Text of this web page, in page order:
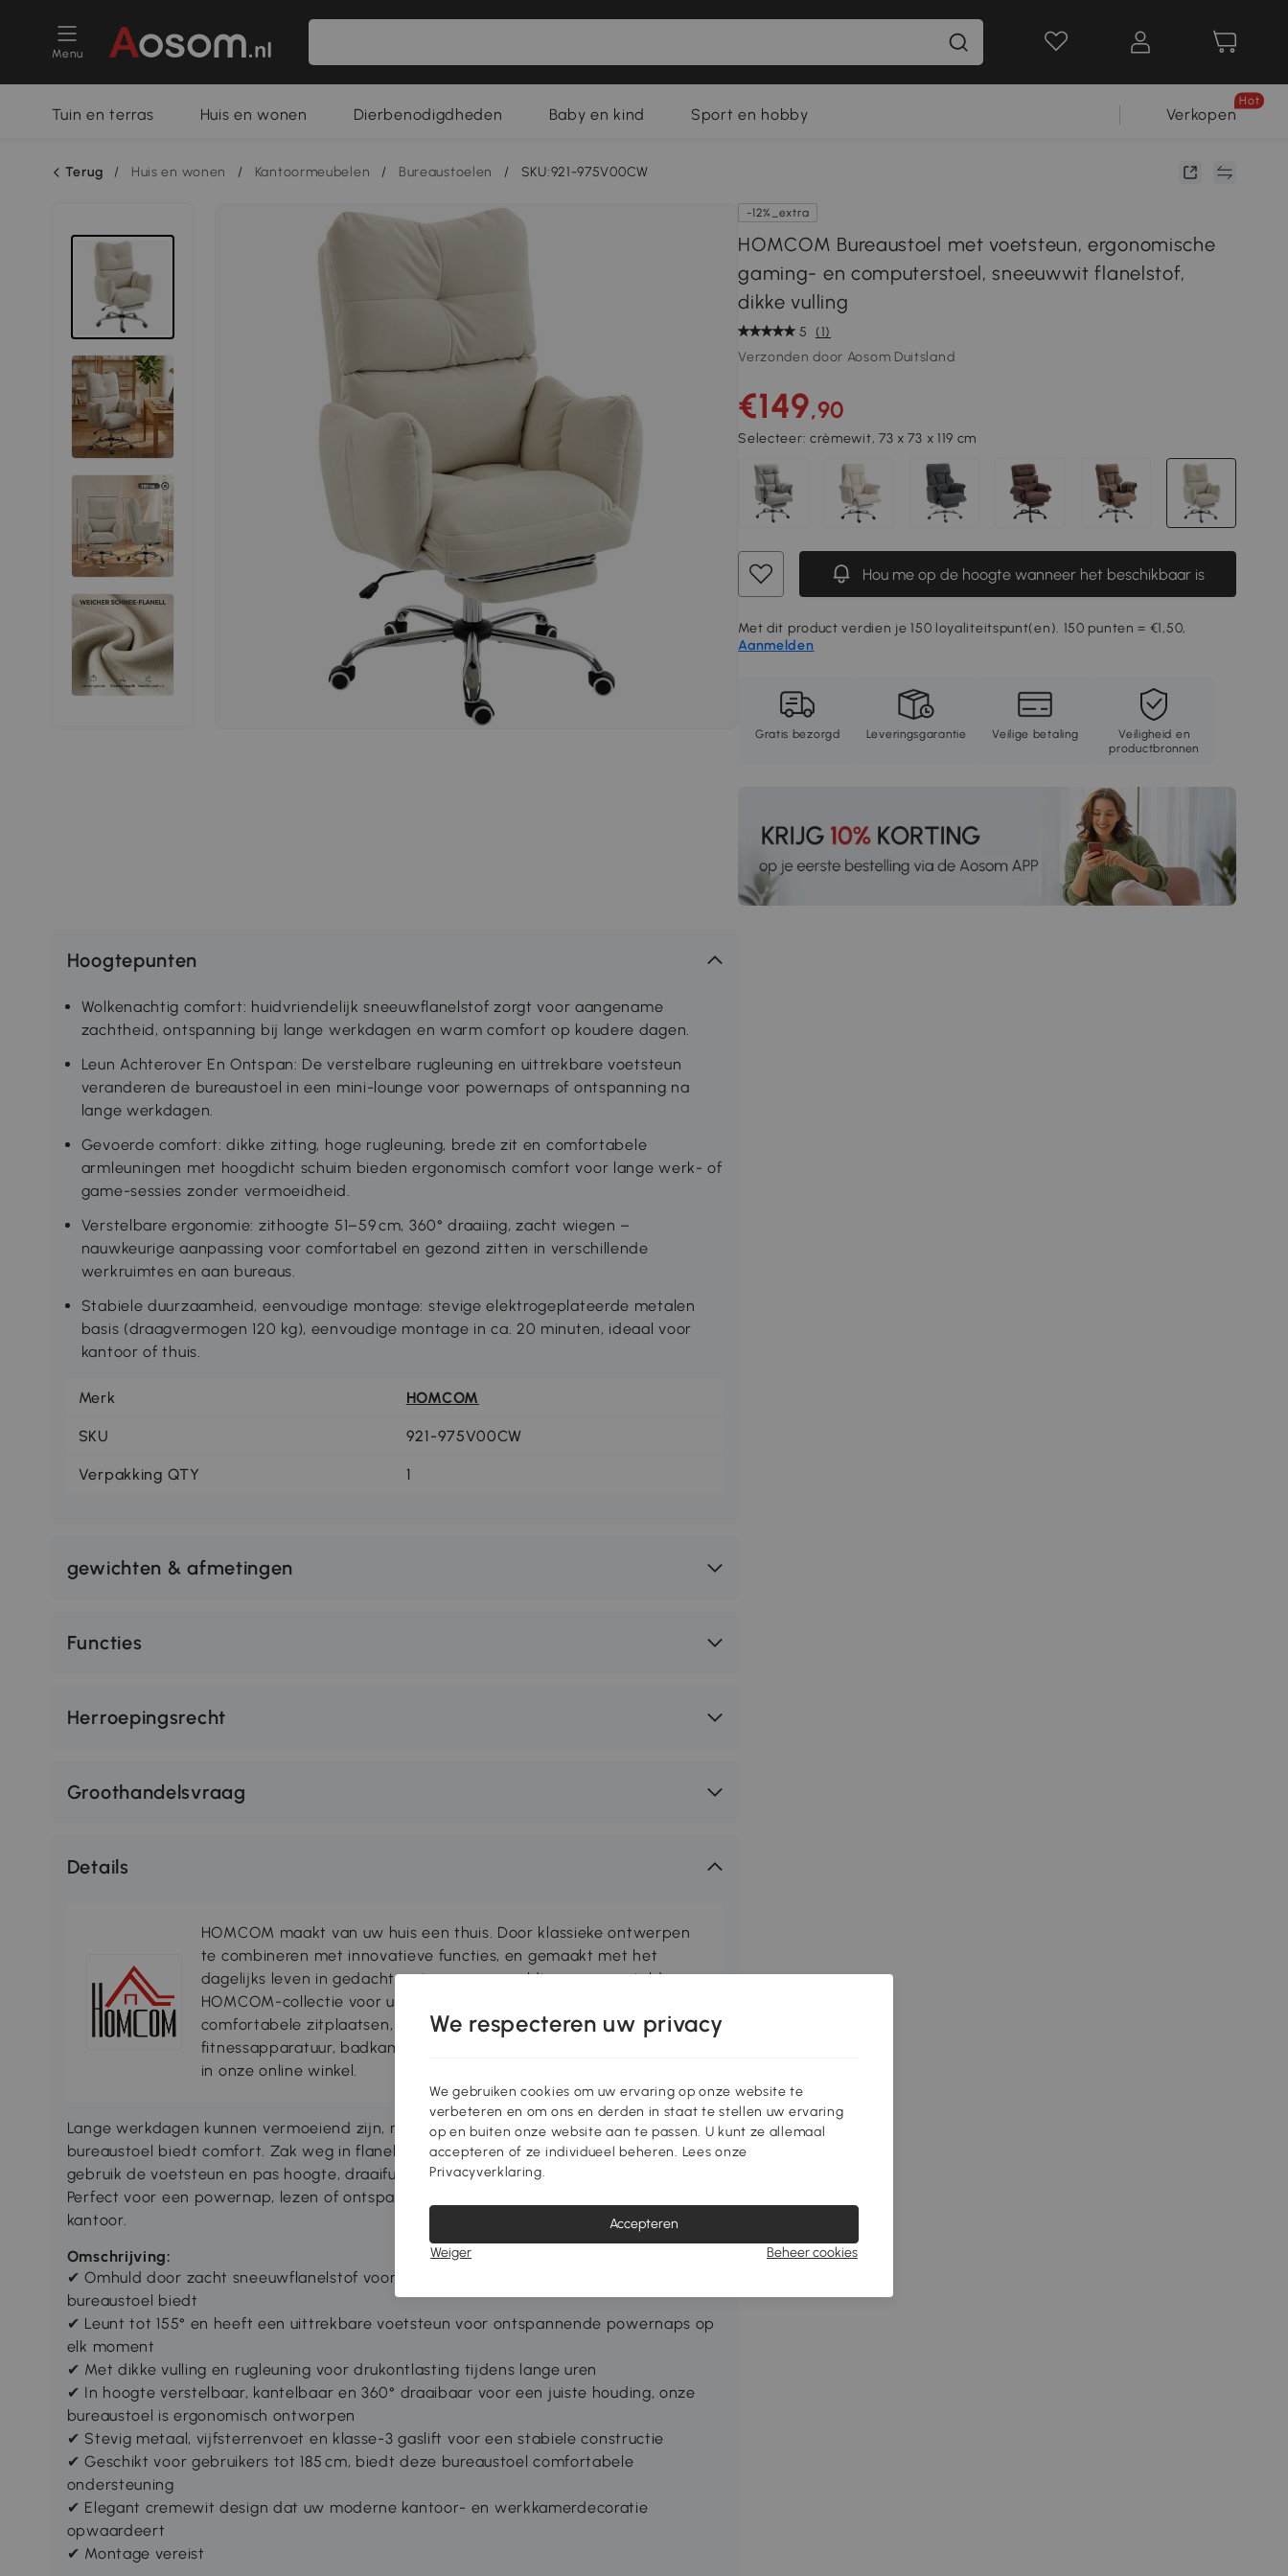
Menu
Tuin en terras Huis en wonen Dierbenodigdheden Baby en kind Sport en hobby Verkopen
Hot
Terug / Huis en wonen / Kantoormeubelen / Bureaustoelen / SKU:921-975V00CW
-12%_extra
HOMCOM Bureaustoel met voetsteun, ergonomische
gaming- en computerstoel, sneeuwwit flanelstof,
dikke vulling
5
(1)
Verzonden door Aosom Duitsland
€149,90
Selecteer: crèmewit, 73 x 73 x 119 cm
Hou me op de hoogte wanneer het beschikbaar is
Met dit product verdien je 150 loyaliteitspunt(en). 150 punten = €1,50,
Aanmelden
Gratis bezorgd Leveringsgarantie Veilige betaling
Veiligheid en
productbronnen
Hoogtepunten
Wolkenachtig comfort: huidvriendelijk sneeuwflanelstof zorgt voor aangename
zachtheid, ontspanning bij lange werkdagen en warm comfort op koudere dagen.
Leun Achterover En Ontspan: De verstelbare rugleuning en uittrekbare voetsteun
veranderen de bureaustoel in een mini-lounge voor powernaps of ontspanning na
lange werkdagen.
Gevoerde comfort: dikke zitting, hoge rugleuning, brede zit en comfortabele
armleuningen met hoogdicht schuim bieden ergonomisch comfort voor lange werk- of
game-sessies zonder vermoeidheid.
Verstelbare ergonomie: zithoogte 51–59 cm, 360° draaiing, zacht wiegen –
nauwkeurige aanpassing voor comfortabel en gezond zitten in verschillende
werkruimtes en aan bureaus.
Stabiele duurzaamheid, eenvoudige montage: stevige elektrogeplateerde metalen
basis (draagvermogen 120 kg), eenvoudige montage in ca. 20 minuten, ideaal voor
kantoor of thuis.
Merk HOMCOM
SKU 921-975V00CW
Verpakking QTY 1
gewichten & afmetingen
Functies
Herroepingsrecht
Groothandelsvraag
Details
HOMCOM maakt van uw huis een thuis. Door klassieke ontwerpen
te combineren met innovatieve functies, en gemaakt met het
dagelijks leven in gedachten, is onze zorgvuldig samengestelde
HOMCOM-collectie voor uw leefruimte precies wat u zocht. Ontdek
comfortabele zitplaatsen, ruime opbergmogelijkheden, essentiële
fitnessapparatuur, badkamerspiegels, tv-meubels en nog veel meer
in onze online winkel.
Lange werkdagen kunnen vermoeiend zijn, maar deze ergonomische HOMCOM-
bureaustoel biedt comfort. Zak weg in flanelstof en vulling, leun tot 155° achterover,
gebruik de voetsteun en pas hoogte, draaifunctie en schommeling individueel aan.
Perfect voor een powernap, lezen of ontspannen – een ideale aanvulling voor uw
kantoor.
Omschrijving:
✔ Omhuld door zacht sneeuwflanelstof voor een wolkenachtig zitcomfort dat deze
bureaustoel biedt
✔ Leunt tot 155° en heeft een uittrekbare voetsteun voor ontspannende powernaps op
elk moment
✔ Met dikke vulling en rugleuning voor drukontlasting tijdens lange uren
✔ In hoogte verstelbaar, kantelbaar en 360° draaibaar voor een juiste houding, onze
bureaustoel is ergonomisch ontworpen
✔ Stevig metaal, vijfsterrenvoet en klasse-3 gaslift voor een stabiele constructie
✔ Geschikt voor gebruikers tot 185 cm, biedt deze bureaustoel comfortabele
ondersteuning
✔ Elegant cremewit design dat uw moderne kantoor- en werkkamerdecoratie
opwaardeert
✔ Montage vereist
We respecteren uw privacy
We gebruiken cookies om uw ervaring op onze website te
verbeteren en om ons en derden in staat te stellen uw ervaring
op en buiten onze website aan te passen. U kunt ze allemaal
accepteren of ze individueel beheren. Lees onze
Privacyverklaring.
Accepteren
Weiger
Beheer cookies